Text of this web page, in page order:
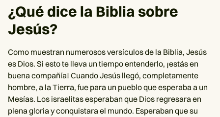
¿Qué dice la Biblia sobre
Jesús?
Como muestran numerosos versículos de la Biblia, Jesús
es Dios. Si esto te lleva un tiempo entenderlo, ¡estás en
buena compañía! Cuando Jesús llegó, completamente
hombre, a la Tierra, fue para un pueblo que esperaba a un
Mesías. Los israelitas esperaban que Dios regresara en
plena gloria y conquistara el mundo. Esperaban que su